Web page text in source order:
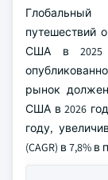
путешествий
США в 2025
рынок
США в 2026
году,
(CAGR) в 7,8%